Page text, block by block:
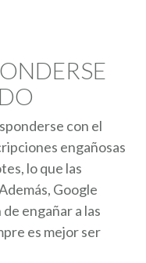
con el
engañosas
lo que las
Google
engañar a las
es mejor ser